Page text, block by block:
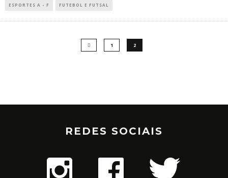
ESPORTES A - F FUTEBOL E FUTSAL
1 2
REDES SOCIAIS